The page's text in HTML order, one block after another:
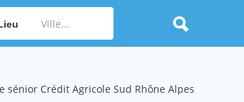
sénior Crédit Agricole Sud Rhône Alpes